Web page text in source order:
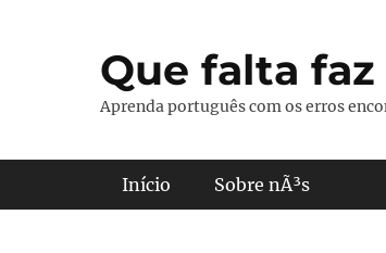
Que falta
Aprenda português com os erros
Menu principal
Início Sobre nÃ³s